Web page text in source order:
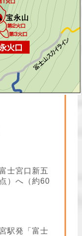
士宮口新五
）へ（約60
駅発「富士